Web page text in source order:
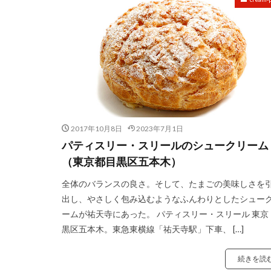
2017年10月8日 2023年7月1日
パティスリー・スリールのシュークリーム
（東京都目黒区五本木）
全体のバランスの良さ。そして、たまごの美味しさを
出し、やさしく包み込むようなふんわりとしたシュー
ームが祐天寺にあった。 パティスリー・スリール 東京
黒区五本木。東急東横線「祐天寺駅」下車、 […]
続きを読